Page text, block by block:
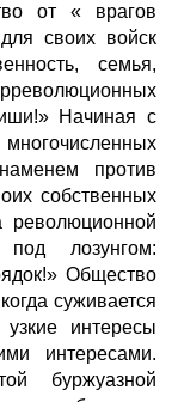
от « врагов
своих войск
семья,
Начиная с
против
собственных
революционной
лозунгом:
Общество
суживается
интересы
интересами.
буржуазной